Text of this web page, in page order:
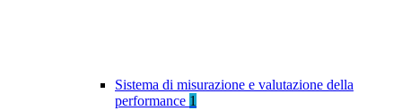
Sistema di misurazione e valutazione della
performance 1